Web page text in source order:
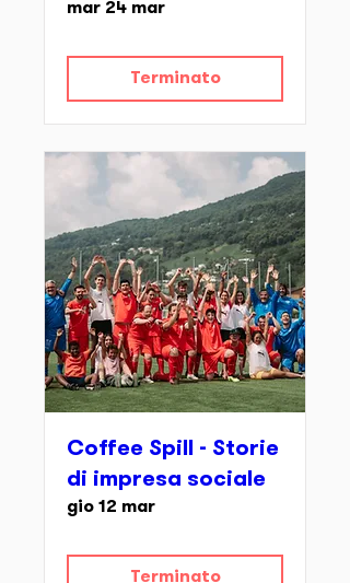
mar 24 mar
Terminato
Coffee Spill - Storie
di impresa sociale
gio 12 mar
Terminato